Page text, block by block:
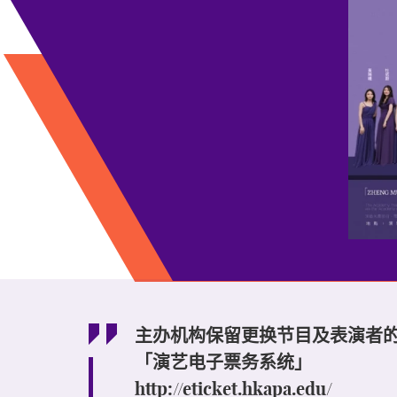
主办机构保留更换节目及表演者
「演艺电子票务系统」
http://eticket.hkapa.edu/